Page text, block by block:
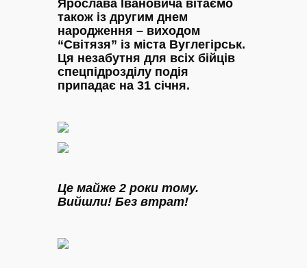
Ярослава Івановича вітаємо
також із другим днем
народження – виходом
“Світязя” із міста Вуглегірськ.
Ця незабутня для всіх бійців
спецпідрозділу подія
припадає на 31 січня.
Це майже 2 роки тому.
Вийшли! Без втрат!